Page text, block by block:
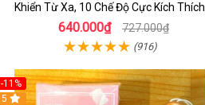
Khiển Từ Xa, 10 Chế Độ Cực Kích Thích
640.000₫ 727.000₫
(916)
-11%
5